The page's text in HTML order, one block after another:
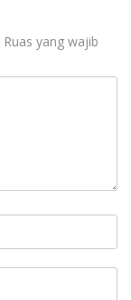
Ruas yang wajib